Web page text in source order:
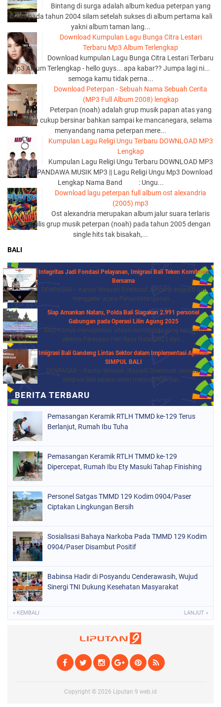
Bintang di surga adalah album kedua peterpan yang
di rilis pada tahun 2004 silam setelah sukses di album pertama kali
yakni album taman lang...
Download Kumpulan Lagu Bunga Citra Lestari
Terbaru Mp3 Album Terlengkap
Download kumpulan Lagu Bunga Citra Lestari Terbaru
Mp3 Album Terlengkap - hello guys... apa kabar?? Jumpa lagi ni...
semoga kamu tidak perna...
Download Peterpan - Sebuah Nama Sebuah Cerita
(MP3 Full Album 2008) lengkap
Peterpan (noah) adalah grup musik papan atas yang
namanya cukup bersinar bahkan sampai ke mancanegara, selama
menyandang nama peterpan mere...
Kumpulan Lagu Religi Ungu Terbaru DOWNLOAD MP3
Lengkap
Kumpulan Lagu Religi Ungu Terbaru DOWNLOAD MP3
Lengkap PANDAWA MUSIK MP3 || Lagu Religi Ungu Mp3 Download
Lengkap Nama Band : Ungu...
Download lagu peterpan full album ost alexandria
(2005) mp3
Ost alexandria merupakan album jalur suara terlaris
yang di rilis grup musik peterpan (noah) pada tahun 2005 dengan
single hits tak bisakah,...
BALI
Integritas Jadi Fondasi Pelayanan, Imigrasi Bali Teken Komitmen
Bersama
DENPASAR – Kantor Wilayah Direktorat Jenderal Imigrasi Bali
menggelar acara Penandatanganan...
Siap Amankan Nataru, Polda Bali Siagakan 2.991 personel
Gabungan pada Operasi Lilin Agung 2025
BALI - Untuk menciptakan situasi kamtibmas yang kondusif
selama Perayaan Hari Raya Natal 2025 dan...
Imigrasi Bali Gandeng Lintas Sektor dalam Implementasi Aplikasi
SIMPUL BALI
DENPASAR – Kantor Wilayah (Kanwil) Direktorat Jenderal
Imigrasi Bali secara resmi meluncurkan dan...
Pemasangan Keramik RTLH TMMD ke-129 Terus
Berlanjut, Rumah Ibu Tuha
Pemasangan Keramik RTLH TMMD ke-129
Dipercepat, Rumah Ibu Ety Masuki Tahap Finishing
Personel Satgas TMMD 129 Kodim 0904/Paser
Ciptakan Lingkungan Bersih
Sosialisasi Bahaya Narkoba Pada TMMD 129 Kodim
0904/Paser Disambut Positif
Babinsa Hadir di Posyandu Cenderawasih, Wujud
Sinergi TNI Dukung Kesehatan Masyarakat
« KEMBALI LANJUT »
Copyright © 2026 Liputan 9 web.id